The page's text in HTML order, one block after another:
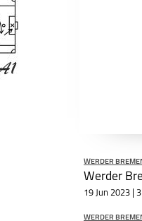
WERDER
19 Jun 2023 |
WERDER